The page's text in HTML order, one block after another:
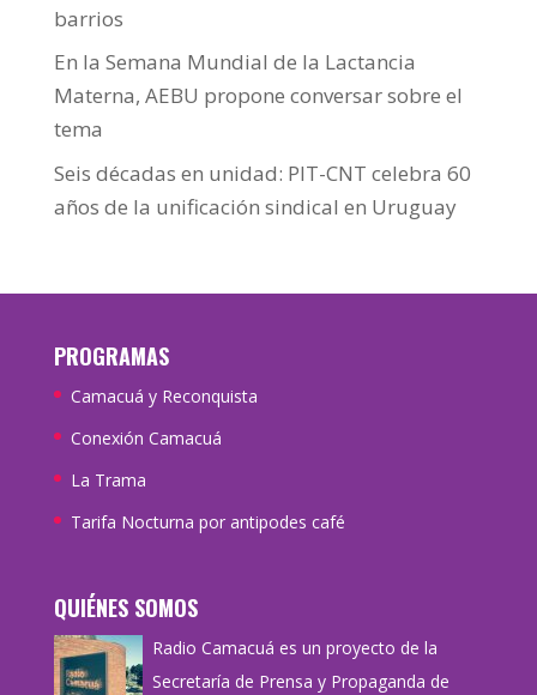
barrios
En la Semana Mundial de la Lactancia
Materna, AEBU propone conversar sobre el
tema
Seis décadas en unidad: PIT-CNT celebra 60
años de la unificación sindical en Uruguay
PROGRAMAS
Camacuá y Reconquista
Conexión Camacuá
La Trama
Tarifa Nocturna por antipodes café
QUIÉNES SOMOS
Radio Camacuá es un proyecto de la
Secretaría de Prensa y Propaganda de